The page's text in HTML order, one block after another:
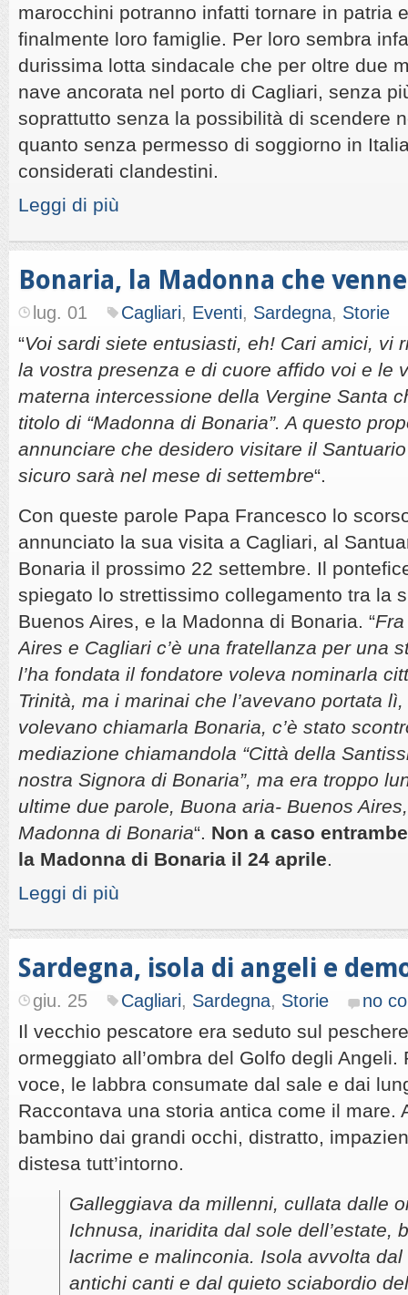
marocchini potranno infatti tornare in patria
finalmente loro famiglie. Per loro sembra
durissima lotta sindacale che per oltre due
nave ancorata nel porto di Cagliari, senza
soprattutto senza la possibilità di scendere
quanto senza permesso di soggiorno in
considerati clandestini.
Leggi di più
Bonaria, la Madonna che
lug. 01 Cagliari, Eventi, Sardegna, Storie
“Voi sardi siete entusiasti, eh! Cari amici, vi
la vostra presenza e di cuore affido voi e le
materna intercessione della Vergine Santa
titolo di “Madonna di Bonaria”. A questo
annunciare che desidero visitare il
sicuro sarà nel mese di settembre“.
Con queste parole Papa Francesco lo
annunciato la sua visita a Cagliari, al
Bonaria il prossimo 22 settembre. Il
spiegato lo strettissimo collegamento tra la
Buenos Aires, e la Madonna di Bonaria. “
Aires e Cagliari c’è una fratellanza per una
l’ha fondata il fondatore voleva nominarla
Trinità, ma i marinai che l’avevano portata
volevano chiamarla Bonaria, c’è stato
mediazione chiamandola “Città della
nostra Signora di Bonaria”, ma era troppo
ultime due parole, Buona aria- Buenos
Madonna di Bonaria“. Non a caso
la Madonna di Bonaria il 24 aprile.
Leggi di più
Sardegna, isola di angeli e
giu. 25 Cagliari, Sardegna, Storie no
Il vecchio pescatore era seduto sul
ormeggiato all’ombra del Golfo degli Angeli.
voce, le labbra consumate dal sale e dai
Raccontava una storia antica come il mare.
bambino dai grandi occhi, distratto,
distesa tutt’intorno.
Galleggiava da millenni, cullata dalle
Ichnusa, inaridita dal sole dell’estate,
lacrime e malinconia. Isola avvolta
antichi canti e dal quieto sciabordio